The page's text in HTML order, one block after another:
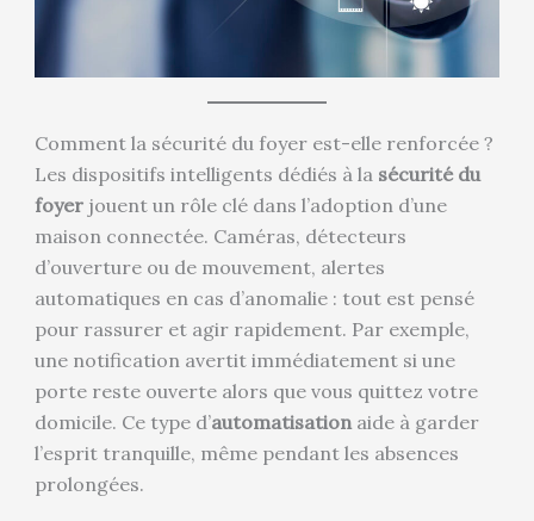
Comment la sécurité du foyer est-elle renforcée ?
Les dispositifs intelligents dédiés à la sécurité du
foyerjouent un rôle clé dans l’adoption d’une
maison connectée. Caméras, détecteurs
d’ouverture ou de mouvement, alertes
automatiques en cas d’anomalie : tout est pensé
pour rassurer et agir rapidement. Par exemple,
une notification avertit immédiatement si une
porte reste ouverte alors que vous quittez votre
domicile. Ce type d’automatisationaide à garder
l’esprit tranquille, même pendant les absences
prolongées.